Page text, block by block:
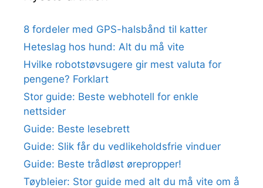
8 fordeler med GPS-halsbånd til katter
Heteslag hos hund: Alt du må vite
Hvilke robotstøvsugere gir mest valuta for
pengene? Forklart
Stor guide: Beste webhotell for enkle
nettsider
Guide: Beste lesebrett
Guide: Slik får du vedlikeholdsfrie vinduer
Guide: Beste trådløst ørepropper!
Tøybleier: Stor guide med alt du må vite om å